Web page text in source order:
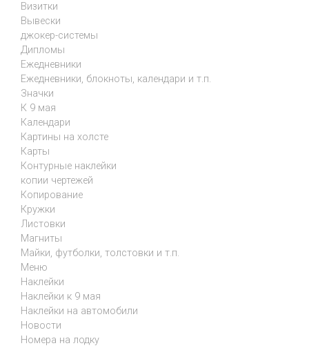
Визитки
Вывески
джокер-системы
Дипломы
Ежедневники
Ежедневники, блокноты, календари и т.п.
Значки
К 9 мая
Календари
Картины на холсте
Карты
Контурные наклейки
копии чертежей
Копирование
Кружки
Листовки
Магниты
Майки, футболки, толстовки и т.п.
Меню
Наклейки
Наклейки к 9 мая
Наклейки на автомобили
Новости
Номера на лодку